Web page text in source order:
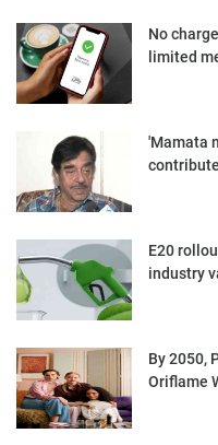
No
limited
'Mamata
E20
industry
By 2050,
Oriflame